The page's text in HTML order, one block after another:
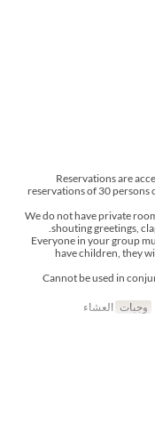
*Reservations are
reservations of 30 persons
*We do not have private
shouting greetings,
*Everyone in your group
have children, they
*Cannot be used in
وجبات العشاء